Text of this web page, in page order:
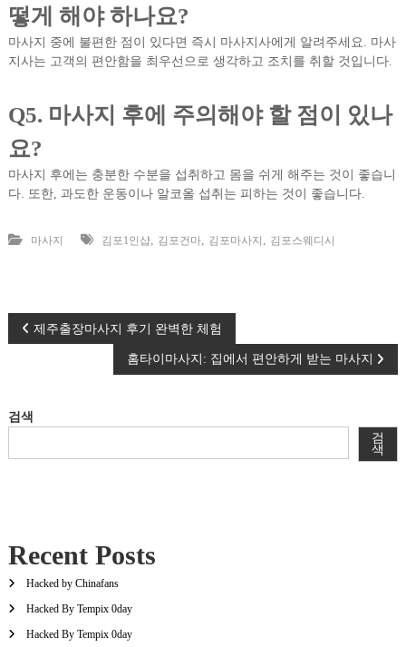
떻게 해야 하나요?
마사지 중에 불편한 점이 있다면 즉시 마사지사에게 알려주세요. 마사
지사는 고객의 편안함을 최우선으로 생각하고 조치를 취할 것입니다.
Q5. 마사지 후에 주의해야 할 점이 있나
요?
마사지 후에는 충분한 수분을 섭취하고 몸을 쉬게 해주는 것이 좋습니
다. 또한, 과도한 운동이나 알코올 섭취는 피하는 것이 좋습니다.
마사지 김포1인샵, 김포건마, 김포마사지 , 김포스웨디시
글
색
제주출장마사지 후기 완벽한 체험
홈타이마사지: 집에서 편안하게 받는 마사지
검색
검
색
Recent Posts
Hacked by Chinafans
Hacked By Tempix 0day
Hacked By Tempix 0day